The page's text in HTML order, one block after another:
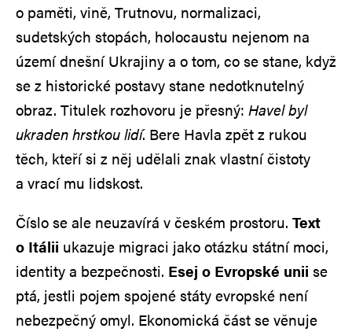
o paměti, vině, Trutnovu, normalizaci,
sudetských stopách, holocaustu nejenom na
území dnešní Ukrajiny a o tom, co se stane, když
se z historické postavy stane nedotknutelný
obraz. Titulek rozhovoru je přesný: Havel byl
ukraden hrstkou lidí. Bere Havla zpět z rukou
těch, kteří si z něj udělali znak vlastní čistoty
a vrací mu lidskost.
Číslo se ale neuzavírá v českém prostoru. Text
o Itálii ukazuje migraci jako otázku státní moci,
identity a bezpečnosti. Esej o Evropské unii se
ptá, jestli pojem spojené státy evropské není
nebezpečný omyl. Ekonomická část se věnuje